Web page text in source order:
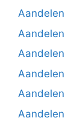
Aandelen
Aandelen
Aandelen
Aandelen
Aandelen
Aandelen